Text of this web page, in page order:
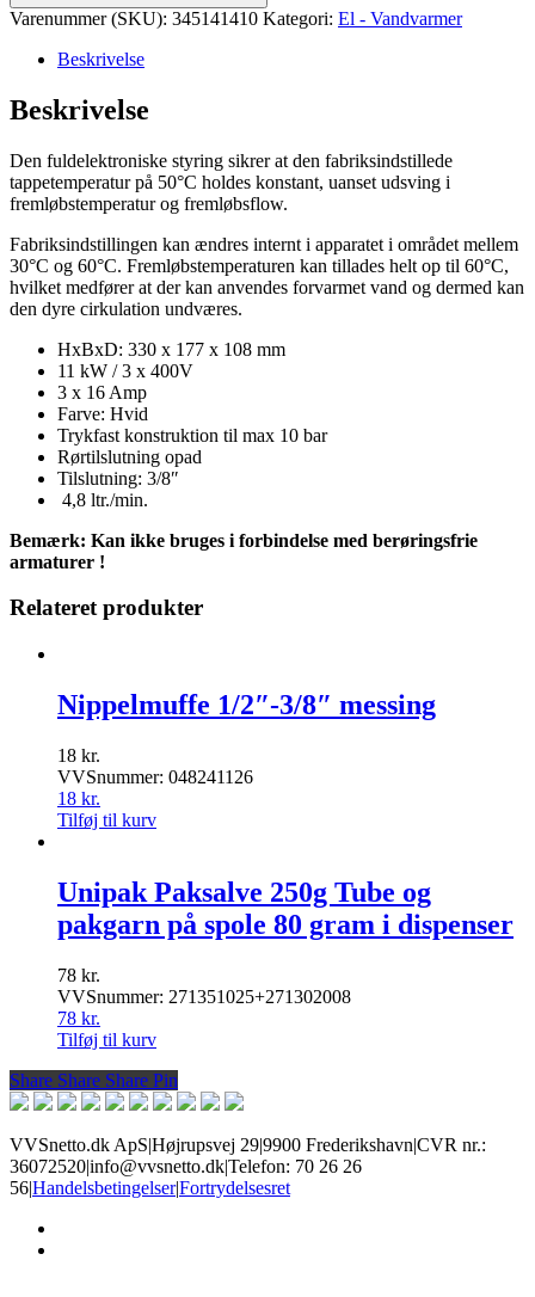
Gennemstrømnings
Varenummer (SKU): 345141410 Kategori: El - Vandvarmer
Beskrivelse
Beskrivelse
Den fuldelektroniske styring sikrer at den fabriksindstillede
tappetemperatur på 50°C holdes konstant, uanset udsving i
fremløbstemperatur og fremløbsflow.
Fabriksindstillingen kan ændres internt i apparatet i området mellem
30°C og 60°C. Fremløbstemperaturen kan tillades helt op til 60°C,
hvilket medfører at der kan anvendes forvarmet vand og dermed kan
den dyre cirkulation undværes.
HxBxD: 330 x 177 x 108 mm
11 kW / 3 x 400V
3 x 16 Amp
Farve: Hvid
Trykfast konstruktion til max 10 bar
Rørtilslutning opad
Tilslutning: 3/8″
4,8 ltr./min.
Bemærk: Kan ikke bruges i forbindelse med berøringsfrie
armaturer !
Relateret produkter
Nippelmuffe 1/2″-3/8″ messing
18 kr.
VVSnummer: 048241126
18 kr.
Tilføj til kurv
Unipak Paksalve 250g Tube og
pakgarn på spole 80 gram i dispenser
78 kr.
VVSnummer: 271351025+271302008
78 kr.
Tilføj til kurv
Share
Share Share Share Pin
VVSnetto.dk ApS|Højrupsvej 29|9900 Frederikshavn|CVR nr.:
36072520|info@vvsnetto.dk|Telefon: 70 26 26
56|Handelsbetingelser|Fortrydelsesret